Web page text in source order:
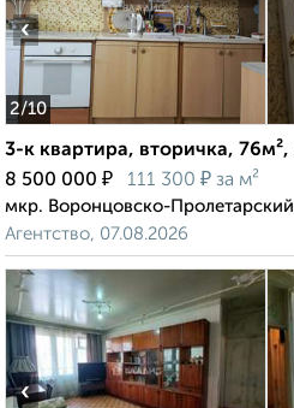
2/10
‹
3-к квартира, вторичка,
8 500 000 ₽ 111 300 ₽ за м²
мкр. Воронцовско-
Агентство, 07.08.2026
‹